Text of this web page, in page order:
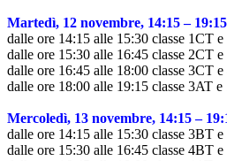
Martedì, 12 novembre, 14:15 – 19:15
dalle ore 14:15 alle 15:30 classe 1CT
dalle ore 15:30 alle 16:45 classe 2CT
dalle ore 16:45 alle 18:00 classe 3CT
dalle ore 18:00 alle 19:15 classe 3AT
Mercoledì, 13 novembre, 14:15 –
dalle ore 14:15 alle 15:30 classe 3BT
dalle ore 15:30 alle 16:45 classe 4BT